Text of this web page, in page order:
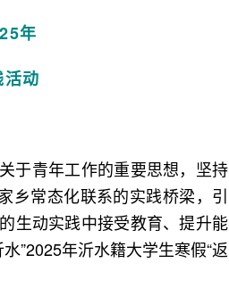
年
动
于青年工作的重要思想，坚持
乡常态化联系的实践桥梁，引
生动实践中接受教育、提升能
”2025年沂水籍大学生寒假“返